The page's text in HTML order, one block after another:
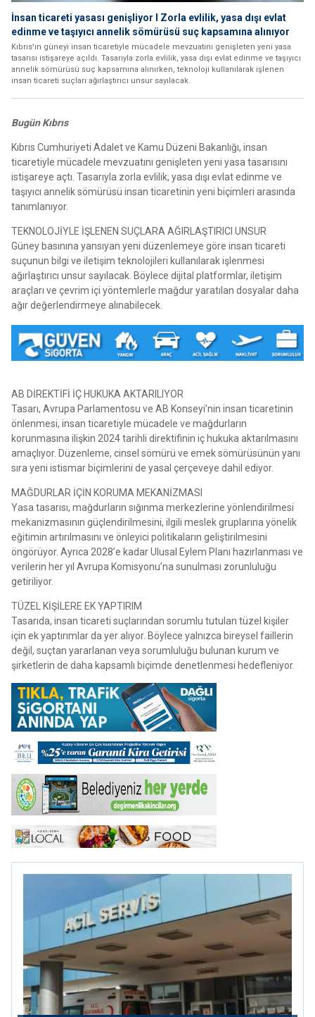
İnsan ticareti yasası genişliyor I Zorla evlilik, yasa dışı evlat
edinme ve taşıyıcı annelik sömürüsü suç kapsamına alınıyor
Kıbrıs'ın güneyi insan ticaretiyle mücadele mevzuatını genişleten yeni yasa
tasarısı istişareye açıldı. Tasarıyla zorla evlilik, yasa dışı evlat edinme ve taşıyıcı
annelik sömürüsü suç kapsamına alınırken, teknoloji kullanılarak işlenen
insan ticareti suçları ağırlaştırıcı unsur sayılacak.
Bugün Kıbrıs
Kıbrıs Cumhuriyeti Adalet ve Kamu Düzeni Bakanlığı, insan
ticaretiyle mücadele mevzuatını genişleten yeni yasa tasarısını
istişareye açtı. Tasarıyla zorla evlilik, yasa dışı evlat edinme ve
taşıyıcı annelik sömürüsü insan ticaretinin yeni biçimleri arasında
tanımlanıyor.
TEKNOLOJİYLE İŞLENEN SUÇLARA AĞIRLAŞTIRICI UNSUR
Güney basınına yansıyan yeni düzenlemeye göre insan ticareti
suçunun bilgi ve iletişim teknolojileri kullanılarak işlenmesi
ağırlaştırıcı unsur sayılacak. Böylece dijital platformlar, iletişim
araçları ve çevrim içi yöntemlerle mağdur yaratılan dosyalar daha
ağır değerlendirmeye alınabilecek.
AB DİREKTİFİ İÇ HUKUKA AKTARILIYOR
Tasarı, Avrupa Parlamentosu ve AB Konseyi’nin insan ticaretinin
önlenmesi, insan ticaretiyle mücadele ve mağdurların
korunmasına ilişkin 2024 tarihli direktifinin iç hukuka aktarılmasını
amaçlıyor. Düzenleme, cinsel sömürü ve emek sömürüsünün yanı
sıra yeni istismar biçimlerini de yasal çerçeveye dahil ediyor.
MAĞDURLAR İÇİN KORUMA MEKANİZMASI
Yasa tasarısı, mağdurların sığınma merkezlerine yönlendirilmesi
mekanizmasının güçlendirilmesini, ilgili meslek gruplarına yönelik
eğitimin artırılmasını ve önleyici politikaların geliştirilmesini
öngörüyor. Ayrıca 2028’e kadar Ulusal Eylem Planı hazırlanması ve
verilerin her yıl Avrupa Komisyonu’na sunulması zorunluluğu
getiriliyor.
TÜZEL KİŞİLERE EK YAPTIRIM
Tasarıda, insan ticareti suçlarından sorumlu tutulan tüzel kişiler
için ek yaptırımlar da yer alıyor. Böylece yalnızca bireysel faillerin
değil, suçtan yararlanan veya sorumluluğu bulunan kurum ve
şirketlerin de daha kapsamlı biçimde denetlenmesi hedefleniyor.